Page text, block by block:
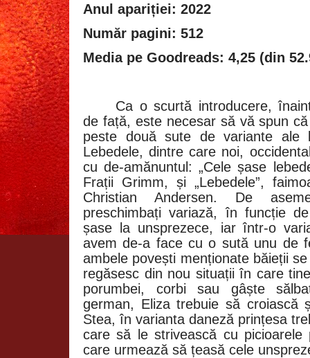
Anul apariției: 2022
Număr pagini: 512
Media pe Goodreads: 4,25 (din
Ca o scurtă introducere,
de față, este necesar să vă spun
peste două sute de variante ale
Lebedele, dintre care noi,
cu de-amănuntul: „Cele șase
Frații Grimm, și „Lebedele”,
Christian Andersen. De
preschimbați variază, în funcție
șase la unsprezece, iar într-o
avem de-a face cu o sută unu de
ambele povești menționate băieții
regăsesc din nou situații în care
porumbei, corbi sau gâște
german, Eliza trebuie să croiască
Stea, în varianta daneză prințesa
care să le strivească cu
care urmează să țeasă cele